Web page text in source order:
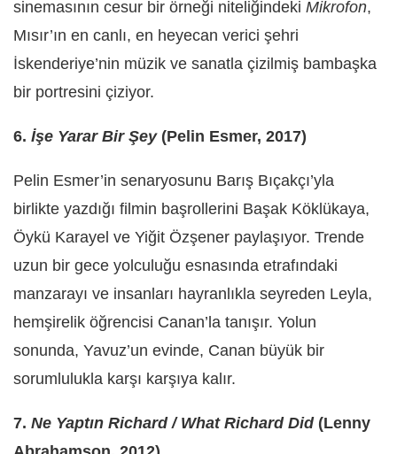
sinemasının cesur bir örneği niteliğindeki Mikrofon,
Mısır’ın en canlı, en heyecan verici şehri
İskenderiye’nin müzik ve sanatla çizilmiş bambaşka
bir portresini çiziyor.
6. İşe Yarar Bir Şey(Pelin Esmer, 2017)
Pelin Esmer’in senaryosunu Barış Bıçakçı’yla
birlikte yazdığı filmin başrollerini Başak Köklükaya,
Öykü Karayel ve Yiğit Özşener paylaşıyor. Trende
uzun bir gece yolculuğu esnasında etrafındaki
manzarayı ve insanları hayranlıkla seyreden Leyla,
hemşirelik öğrencisi Canan’la tanışır. Yolun
sonunda, Yavuz’un evinde, Canan büyük bir
sorumlulukla karşı karşıya kalır.
7. Ne Yaptın Richard / What Richard Did(Lenny